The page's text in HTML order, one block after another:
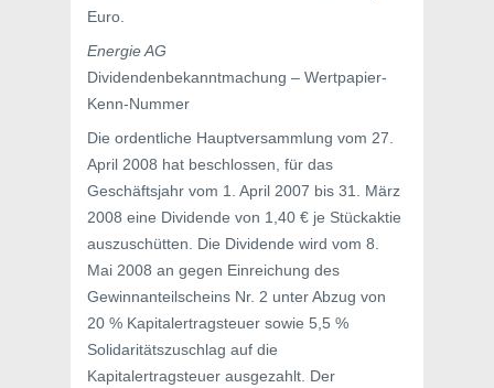
Euro.
Energie AG
Dividendenbekanntmachung – Wertpapier-
Kenn-Nummer
Die ordentliche Hauptversammlung vom 27.
April 2008 hat beschlossen, für das
Geschäftsjahr vom 1. April 2007 bis 31. März
2008 eine Dividende von 1,40 € je Stückaktie
auszuschütten. Die Dividende wird vom 8.
Mai 2008 an gegen Einreichung des
Gewinnanteilscheins Nr. 2 unter Abzug von
20 % Kapitalertragsteuer sowie 5,5 %
Solidaritätszuschlag auf die
Kapitalertragsteuer ausgezahlt. Der